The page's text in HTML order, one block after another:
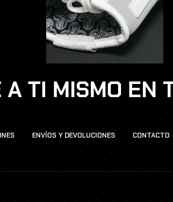
A TI MISMO EN
ENVÍOS Y DEVOLUCIONES CONTACTO